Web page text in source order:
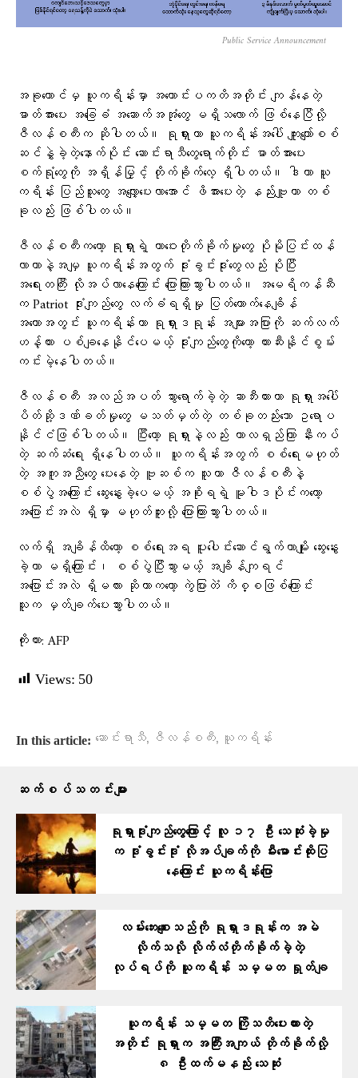
Public Service Announcement
အခုတောင်မှ ယူကရိန်းမှာ အကောင်းပကတိအတိုင်း ကျန်နေတဲ့
ဓာတ်အားပေး အခြေခံ အဆောက်အအုံတွေ မရှိသလောက် ဖြစ်နေပြီလို့
ဇီလန်စကီးက ဆိုပါတယ်။ ရုရှားဟာ ယူကရိန်းအပေါ် ကျူးကျော်စစ်
ဆင်နွှဲခဲ့တဲ့နောက်ပိုင်း ဆောင်းရာသီတွေရောက်တိုင်း ဓာတ်အားပေး
စက်ရုံတွေကို အရှိန်မြှင့် တိုက်ခိုက်လေ့ ရှိပါတယ်။ ဒါဟာ ယူ
ကရိန်း ပြည်သူတွေ အလျှော့ပေးလာအောင် ဖိအားပေးတဲ့ နည်းဗျူဟာ တစ်
ခုလည်း ဖြစ်ပါတယ်။
ဇီလန်စကီးကတော့ ရုရှားရဲ့ တာဝေးတိုက်ခိုက်မှုတွေ ပိုမိုပြင်းထန်
လာတာနဲ့အမျှ ယူကရိန်းအတွက် ဒုံးခွင်းဒုံးတွေလည်း ပိုပြီး
အရေးတကြီး လိုအပ်လာနေကြောင်း ပြောကြားသွားပါတယ်။ အမေရိကန်ဆီ
က Patriot ဒုံးကျည်တွေ လက်ခံရရှိမှု ပြတ်တောက်နေချိန်
အတောအတွင်း ယူကရိန်းဟာ ရုရှားဒရုန်း အများအပြားကို ဆက်လက်
ဟန့်တား ပစ်ချနေနိုင်ပေမယ့် ဒုံးကျည်တွေကိုတော့ တားဆီးနိုင်စွမ်း
ကင်းမဲ့နေပါတယ်။
ဇီလန်စကီး အလည်အပတ် သွားရောက်ခဲ့တဲ့ ဆာဘီးယားဟာ ရုရှားအပေါ်
ပိတ်ဆို့ဒဏ်ခတ်မှုတွေ မသတ်မှတ်တဲ့ တစ်ခုတည်းသော ဥရောပ
နိုင်ငံဖြစ်ပါတယ်။ ပြီးတော့ ရုရှားနဲ့လည်း ကာလရှည်ကြာ နီးကပ်
တဲ့ ဆက်ဆံရေး ရှိနေပါတယ်။ ယူကရိန်းအတွက် စစ်ရေးမဟုတ်
တဲ့ အကူအညီတွေ ပေးနေတဲ့ ဗူဆစ်က သူဟာ ဇီလန်စကီးနဲ့
စစ်ပွဲအကြောင်း ဆွေးနွေးခဲ့ပေမယ့် အစိုးရရဲ့ မူဝါဒပိုင်းကတော့
အပြောင်းအလဲ ရှိမှာ မဟုတ်ဘူးလို့ ပြောကြားသွားပါတယ်။
လက်ရှိ အချိန်ထိတော့ စစ်ရေးအရ ပူးပေါင်းဆောင်ရွက်တာမျိုး ဆွေးနွေး
ခဲ့တာ မရှိကြောင်း၊ စစ်ပွဲပြီးသွားမယ့် အချိန်ကျရင်
အပြောင်းအလဲ ရှိမလား ဆိုတာကတော့ ကွဲပြားတဲံ ကိစ္စဖြစ်ကြောင်း
သူက မှတ်ချက်ပေးသွားပါတယ်။
ကိုးကား: AFP
Views: 50
In this article: ဆောင်းရာသီ, ဇီလန်စကီး, ယူကရိန်း
ဆက်စပ်သတင်းများ
ရုရှားဒုံးကျည်တွေကြောင့် လူ ၁၇ ဦး သေဆုံးခဲ့မှု
က ဒုံးခွင်းဒုံး လိုအပ်ချက်ကို မီးမောင်းထိုးပြ
နေကြောင်း ယူကရိန်းပြော
လမ်းဘေးစျေးသည်ကို ရုရှားဒရုန်းက အမဲ
လိုက်သလို လိုက်လံတိုက်ခိုက်ခဲ့တဲ့
လုပ်ရပ်ကို ယူကရိန်း သမ္မတ ရှုတ်ချ
ယူကရိန်း သမ္မတ ကြိုသတိပေးထားတဲ့
အတိုင်း ရုရှားက အကြီးအကျယ် တိုက်ခိုက်လို့
၈ ဦးထက်မနည်း သေဆုံး